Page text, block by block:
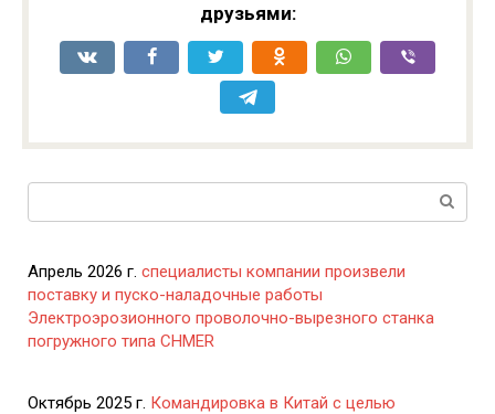
друзьями:
Апрель 2026 г. специалисты компании произвели
поставку и пуско-наладочные работы
Электроэрозионного проволочно-вырезного станка
погружного типа CHMER
Октябрь 2025 г. Командировка в Китай с целью